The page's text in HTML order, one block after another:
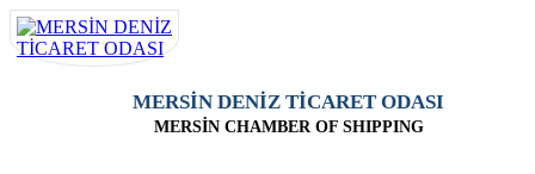
MERSİN DENİZ TİCARET ODASI
MERSİN CHAMBER OF SHIPPING